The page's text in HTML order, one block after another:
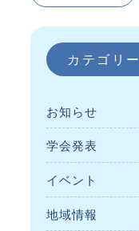
カテゴリー
お知らせ
学会発表
イベント
地域情報